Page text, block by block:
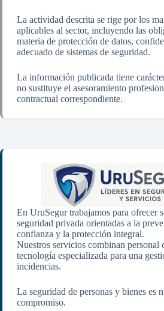
La actividad descrita se rige por los
aplicables al sector, incluyendo las
materia de protección de datos,
adecuado de sistemas de seguridad.
La información publicada tiene
no sustituye el asesoramiento
contractual correspondiente.
En UruSegur trabajamos para ofrecer
seguridad privada orientadas a la
confianza y la protección integral.
Nuestros servicios combinan personal
tecnología especializada para una
incidencias.
La seguridad de personas y bienes es
compromiso.